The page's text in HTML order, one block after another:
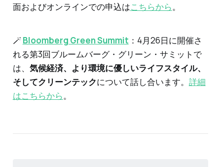
面およびオンラインでの申込はこちらから。
🪄 Bloomberg Green Summit ：4月26日に開催さ
れる第3回ブルームバーグ・グリーン・サミットで
は、 気候経済、より環境に優しいライフスタイル、
そしてクリーンテックについて話し合います。 詳細
はこちらから。